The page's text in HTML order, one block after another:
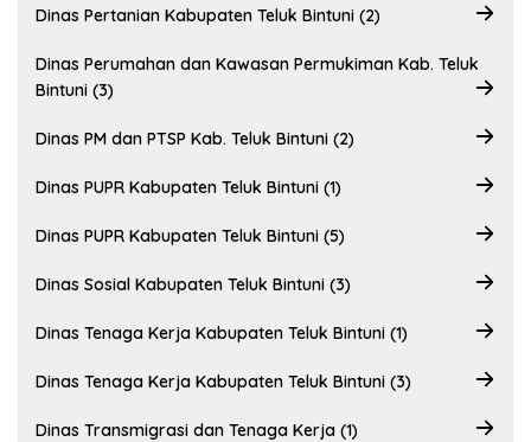
Dinas Pertanian Kabupaten Teluk Bintuni (2)
Dinas Perumahan dan Kawasan Permukiman Kab. Teluk
Bintuni (3)
Dinas PM dan PTSP Kab. Teluk Bintuni (2)
Dinas PUPR Kabupaten Teluk Bintuni (1)
Dinas PUPR Kabupaten Teluk Bintuni (5)
Dinas Sosial Kabupaten Teluk Bintuni (3)
Dinas Tenaga Kerja Kabupaten Teluk Bintuni (1)
Dinas Tenaga Kerja Kabupaten Teluk Bintuni (3)
Dinas Transmigrasi dan Tenaga Kerja (1)